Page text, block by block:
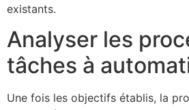
existants.
Analyser les
tâches à
Une fois les objectifs établis, la